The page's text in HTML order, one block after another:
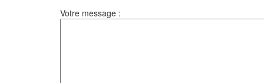
Votre message :